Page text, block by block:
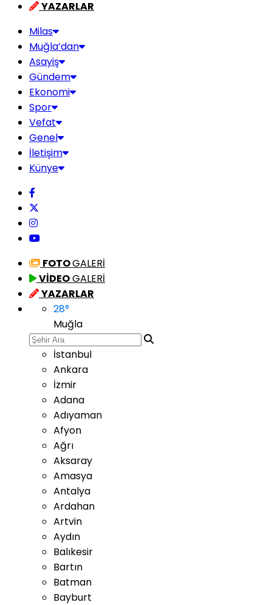
YAZARLAR
Milas
Muğla’dan
Asayiş
Gündem
Ekonomi
Spor
Vefat
Genel
İletişim
Künye
FOTOGALERİ
VİDEOGALERİ
YAZARLAR
28°
Muğla
İstanbul
Ankara
İzmir
Adana
Adıyaman
Afyon
Ağrı
Aksaray
Amasya
Antalya
Ardahan
Artvin
Aydın
Balıkesir
Bartın
Batman
Bayburt